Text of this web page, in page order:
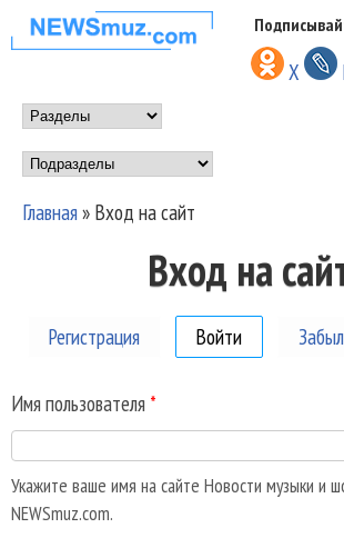
Перейти к основному
содержанию
НОВОСТИ
МУЗЫКИ И
ШОУ БИЗНЕСА
NEWSMUZ.COM
X
Main menu
Подразделы
Вы здесь
Главная» Вход на сайт
Вход на
Регистрация Войти (активная
Имя пользователя *
Укажите ваше имя на сайте Новости музыки и
NEWSmuz.com.